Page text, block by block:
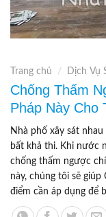
Trang chủ / Dịch Vụ
Chống Thấm
Pháp Này Cho
Nhà phố xây sát
bất khả thi. Khi nước
chống thấm ngược
này, chúng tôi sẽ
điểm cần áp dụng để